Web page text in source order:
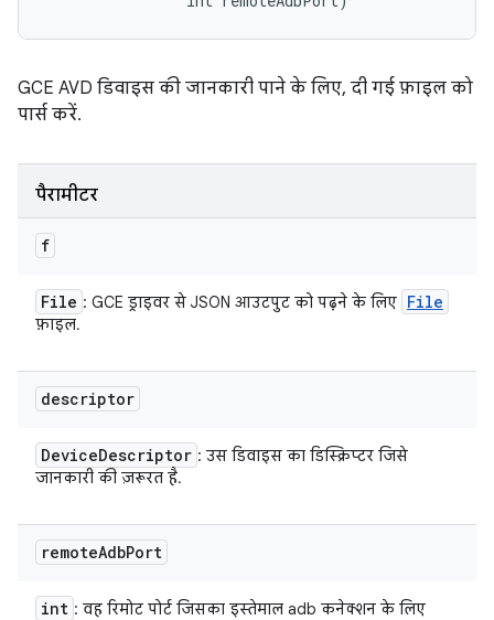
GCE AVD डिवाइस की जानकारी पाने के लिए, दी गई फ़ाइल को
पार्स करें.
पैरामीटर
f
File : GCE ड्राइवर से JSON आउटपुट को पढ़ने के लिए File
फ़ाइल.
descriptor
DeviceDescriptor : उस डिवाइस का डिस्क्रिप्टर जिसे
जानकारी की ज़रूरत है.
remoteAdbPort
int : वह रिमोट पोर्ट जिसका इस्तेमाल adb कनेक्शन के लिए